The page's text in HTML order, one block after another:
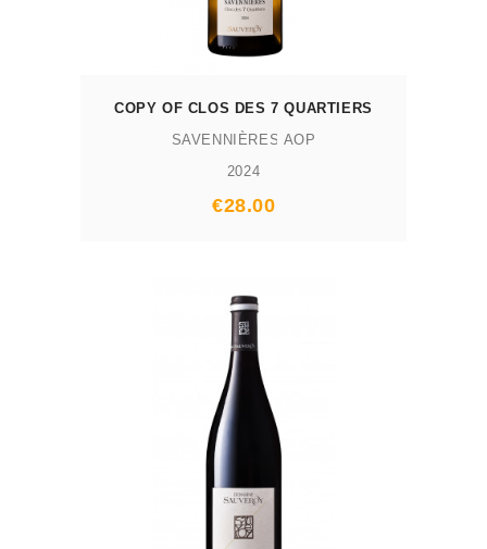
COPY OF CLOS DES 7 QUARTIERS
SAVENNIÈRES AOP
2024
Prix
€28.00